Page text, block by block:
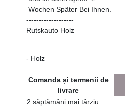
Wochen Später Bei Ihnen.
-------------------
Rutskauto Holz
- Holz
Comanda și termenii de
livrare
2 săptămâni mai târziu.